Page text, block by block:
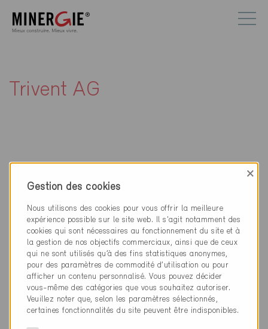
Trivent AG
Contact
Trivent AG
Gruabastrasse 10
9497 Triesenberg
www.trivent.com
Gestion des cookies
×
Nous utilisons des cookies pour vous offrir la meilleure
expérience possible sur le site web. Il s'agit notamment des
cookies qui sont nécessaires au fonctionnement du site et à
la gestion de nos objectifs commerciaux, ainsi que de ceux
qui ne sont utilisés qu’à des fins statistiques anonymes,
pour des paramètres de commodité d’utilisation ou pour
afficher un contenu personnalisé. Vous pouvez décider
vous-même des catégories que vous souhaitez autoriser.
Veuillez noter que, selon les paramètres sélectionnés,
certaines fonctionnalités du site peuvent être indisponibles.